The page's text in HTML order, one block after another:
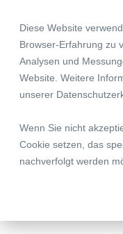
Diese Website
Browser-Erfahrung zu
Analysen und
Website. Weitere
unserer
Wenn Sie nicht
Cookie setzen, das
nachverfolgt werden
Zuzug
–